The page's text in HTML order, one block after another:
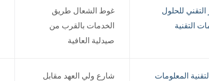
التقني للحلول
التقنية
غوط الشعال طريق
الخدمات بالقرب من
صيدلية العافية
المعلومات
شارع ولي العهد مقابل